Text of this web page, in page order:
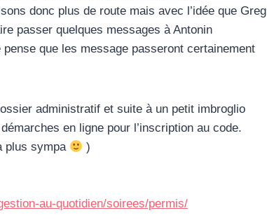
donc plus de route mais avec l’idée que Greg
passer quelques messages à Antonin
pense que les message passeront certainement
administratif et suite à un petit imbroglio
en ligne pour l’inscription au code.
plus sympa
)
au-quotidien/soirees/permis/